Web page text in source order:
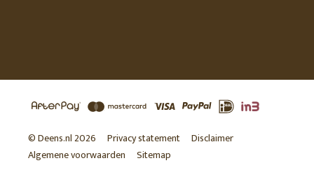
© Deens.nl 2026 Privacy statement
Disclaimer
Algemene voorwaarden
Sitemap